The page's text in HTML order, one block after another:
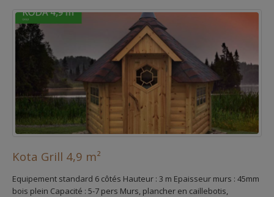
Kota Grill 4,9 m²
Equipement standard 6 côtés Hauteur : 3 m Epaisseur murs : 45mm
bois plein Capacité : 5-7 pers Murs, plancher en caillebotis,